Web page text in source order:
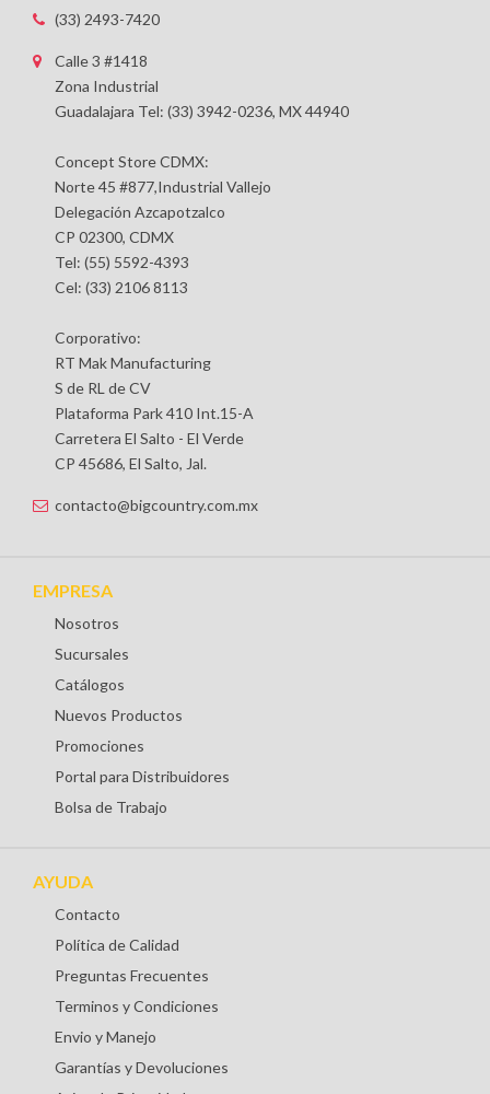
(33) 2493-7420
Calle 3 #1418
Zona Industrial
Guadalajara Tel: (33) 3942-0236, MX 44940
Concept Store CDMX:
Norte 45 #877,Industrial Vallejo
Delegación Azcapotzalco
CP 02300, CDMX
Tel: (55) 5592-4393
Cel: (33) 2106 8113
Corporativo:
RT Mak Manufacturing
S de RL de CV
Plataforma Park 410 Int.15-A
Carretera El Salto - El Verde
CP 45686, El Salto, Jal.
contacto@bigcountry.com.mx
EMPRESA
Nosotros
Sucursales
Catálogos
Nuevos Productos
Promociones
Portal para Distribuidores
Bolsa de Trabajo
AYUDA
Contacto
Política de Calidad
Preguntas Frecuentes
Terminos y Condiciones
Envio y Manejo
Garantías y Devoluciones